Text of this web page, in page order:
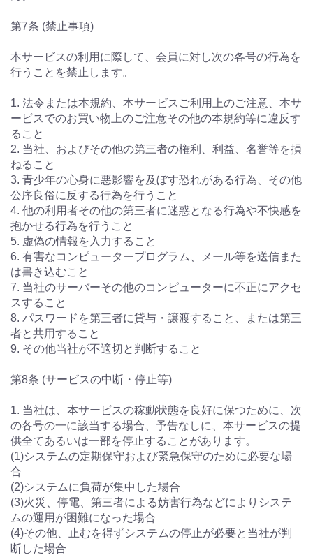
第7条 (禁止事項)
本サービスの利用に際して、会員に対し次の各号の行為を
行うことを禁止します。
1. 法令または本規約、本サービスご利用上のご注意、本サ
ービスでのお買い物上のご注意その他の本規約等に違反す
ること
2. 当社、およびその他の第三者の権利、利益、名誉等を損
ねること
3. 青少年の心身に悪影響を及ぼす恐れがある行為、その他
公序良俗に反する行為を行うこと
4. 他の利用者その他の第三者に迷惑となる行為や不快感を
抱かせる行為を行うこと
5. 虚偽の情報を入力すること
6. 有害なコンピュータープログラム、メール等を送信また
は書き込むこと
7. 当社のサーバーその他のコンピューターに不正にアクセ
スすること
8. パスワードを第三者に貸与・譲渡すること、または第三
者と共用すること
9. その他当社が不適切と判断すること
第8条 (サービスの中断・停止等)
1. 当社は、本サービスの稼動状態を良好に保つために、次
の各号の一に該当する場合、予告なしに、本サービスの提
供全てあるいは一部を停止することがあります。
(1)システムの定期保守および緊急保守のために必要な場
合
(2)システムに負荷が集中した場合
(3)火災、停電、第三者による妨害行為などによりシステ
ムの運用が困難になった場合
(4)その他、止むを得ずシステムの停止が必要と当社が判
断した場合